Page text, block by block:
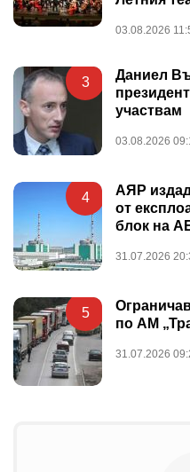
03.08.2026
3
Даниел
участвам
03.08.2026
4
АЯР
от
блок на
31.07.2026
5
по АМ
31.07.2026